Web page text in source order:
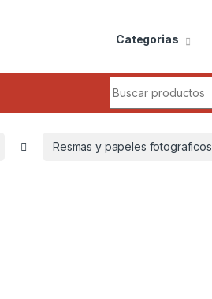
Categorias
Resmas y papeles fotograficos